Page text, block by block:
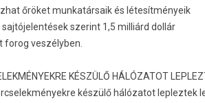
őröket mun­katár­saik és létesítményeik
szerint 1,5 milliárd dollár
forog veszélyben.
KÉSZÜLŐ HÁLÓZATOT
készülő hálózatot lep­leztek